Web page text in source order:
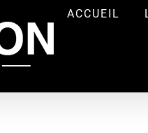
ACCUEIL